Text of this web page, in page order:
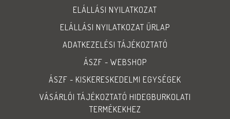
ELÁLLÁSI NYILATKOZAT
ELÁLLÁSI NYILATKOZAT ŰRLAP
ADATKEZELÉSI TÁJÉKOZTATÓ
ÁSZF - WEBSHOP
ÁSZF - KISKERESKEDELMI EGYSÉGEK
VÁSÁRLÓI TÁJÉKOZTATÓ HIDEGBURKOLATI
TERMÉKEKHEZ